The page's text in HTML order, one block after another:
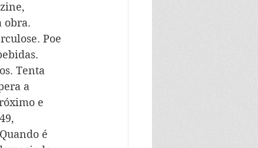
obra.
Poe
Tenta
a
e
é